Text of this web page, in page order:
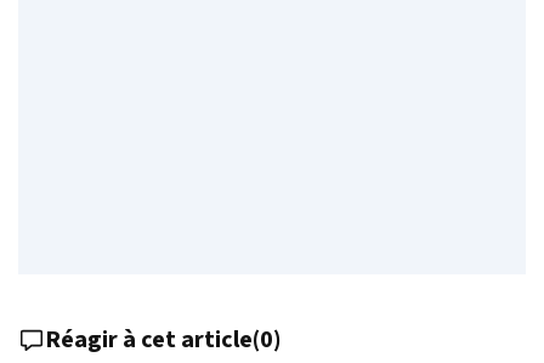
Réagir à cet article(0)